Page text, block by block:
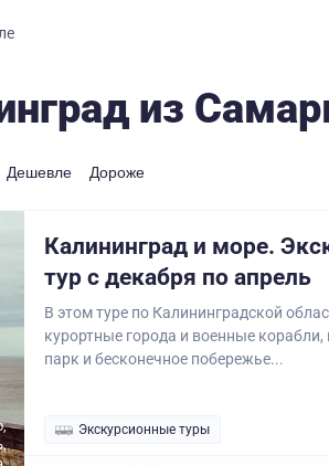
из
Дешевле Дороже
Калининград и море.
тур с декабря по апрель
В этом туре по Калининградской
курортные города и военные
парк и бесконечное побережье...
Экскурсионные туры